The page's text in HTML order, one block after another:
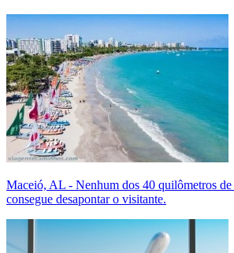
Maceió, AL - Nenhum dos 40 quilômetros
consegue desapontar o visitante.